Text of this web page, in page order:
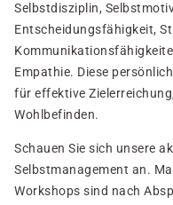
Selbstdisziplin,
Entscheidungsfähigkeit,
Empathie. Diese
für effektive
Wohlbefinden.
Schauen Sie sich unsere
Selbstmanagement an.
Workshops sind nach